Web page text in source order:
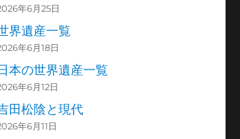
年6月25日
界遺産一覧
年6月18日
本の世界遺産一覧
年6月12日
田松陰と現代
年6月11日